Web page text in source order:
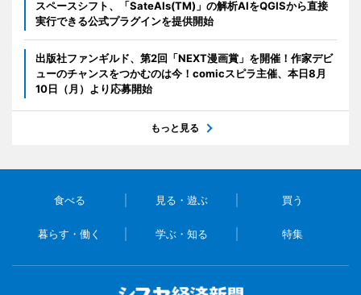
スペースシフト、「SateAIs(TM)」の解析AIをQGISから直接
実行できる公式プラグインを提供開始
出版社ファンギルド、第2回「NEXT漫画賞」を開催！作家デビ
ューのチャンスをつかむのは今！comicスピラ主催、本日8月
10日（月）より応募開始
もっと見る
食べる 見る・遊ぶ 買う
暮らす・働く 学ぶ・知る 特集